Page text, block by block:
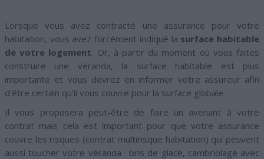
Lorsque vous avez contracté une assurance pour votre
habitation, vous avez forcément indiqué la surface habitable
de votre logement. Or, à partir du moment où vous faites
construire une véranda, la surface habitable est plus
importante et vous devrez en informer votre assureur afin
d’être certain qu’il vous couvre pour la surface globale.
Il vous proposera peut-être de faire un avenant à votre
contrat mais cela est important pour que votre assurance
couvre les risques (contrat multirisque habitation) qui peuvent
aussi toucher votre véranda : bris de glace, cambriolage avec